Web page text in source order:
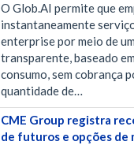
O Glob.AI permite que
instantaneamente
enterprise por meio de
transparente, baseado
consumo, sem cobrança
quantidade de…
CME Group registra
de futuros e opções de